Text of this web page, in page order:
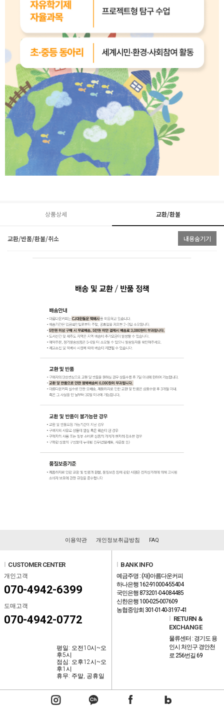
상품상세 교환/환불
교환/반품/환불/취소 내용숨기기
이용약관 개인정보취급방침 FAQ
CUSTOMER CENTER
개인고객
070-4942-6399
도매고객
070-4942-0772
평일: 오전10시~오
후5시
점심: 오후12시~오
후1시
휴무: 주말, 공휴일
BANK INFO
예금주명 : (재)아름다운커피
하나은행 162-910004-55404
국민은행 873201-04-084485
신한은행 100-025-007609
농협중앙회 301-0140-3197-41
RETURN &
EXCHANGE
물류센터 : 경기도 용
인시 처인구 경안천
로 256번길 69